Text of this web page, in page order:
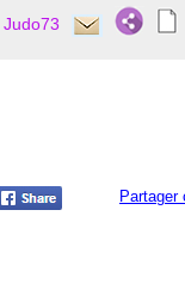
Judo73
Partager